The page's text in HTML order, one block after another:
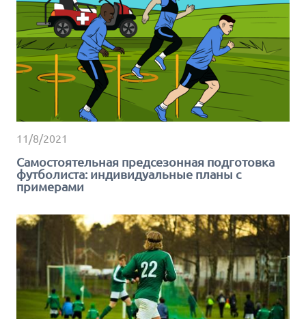
11/8/2021
Самостоятельная предсезонная подготовка
футболиста: индивидуальные планы с
примерами